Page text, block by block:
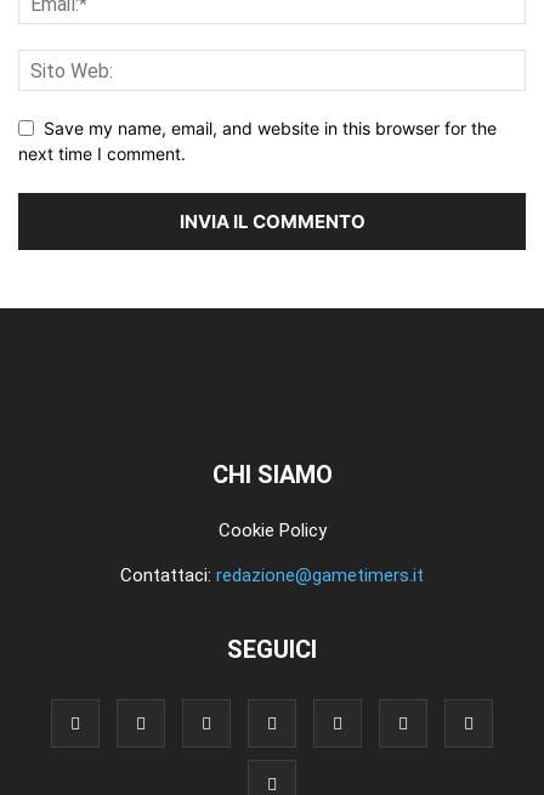
Save my name, email, and website in this browser for the
next time I comment.
CHI SIAMO
Cookie Policy
Contattaci: redazione@gametimers.it
SEGUICI